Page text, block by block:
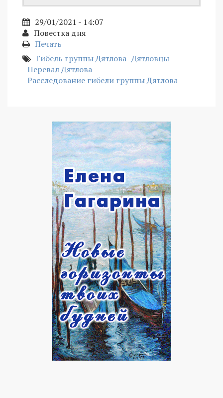
29/01/2021 - 14:07
Повестка дня
Печать
Гибель группы Дятлова Дятловцы
Перевал Дятлова
Расследование гибели группы Дятлова